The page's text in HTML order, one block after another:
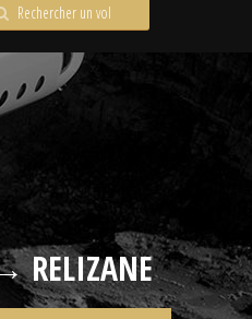
Rechercher un vol
RELIZANE